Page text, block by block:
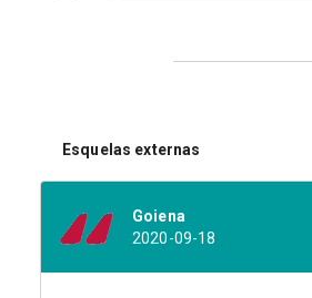
Esquelas externas
Goiena
2020-09-18